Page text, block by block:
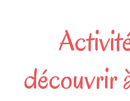
découvrir